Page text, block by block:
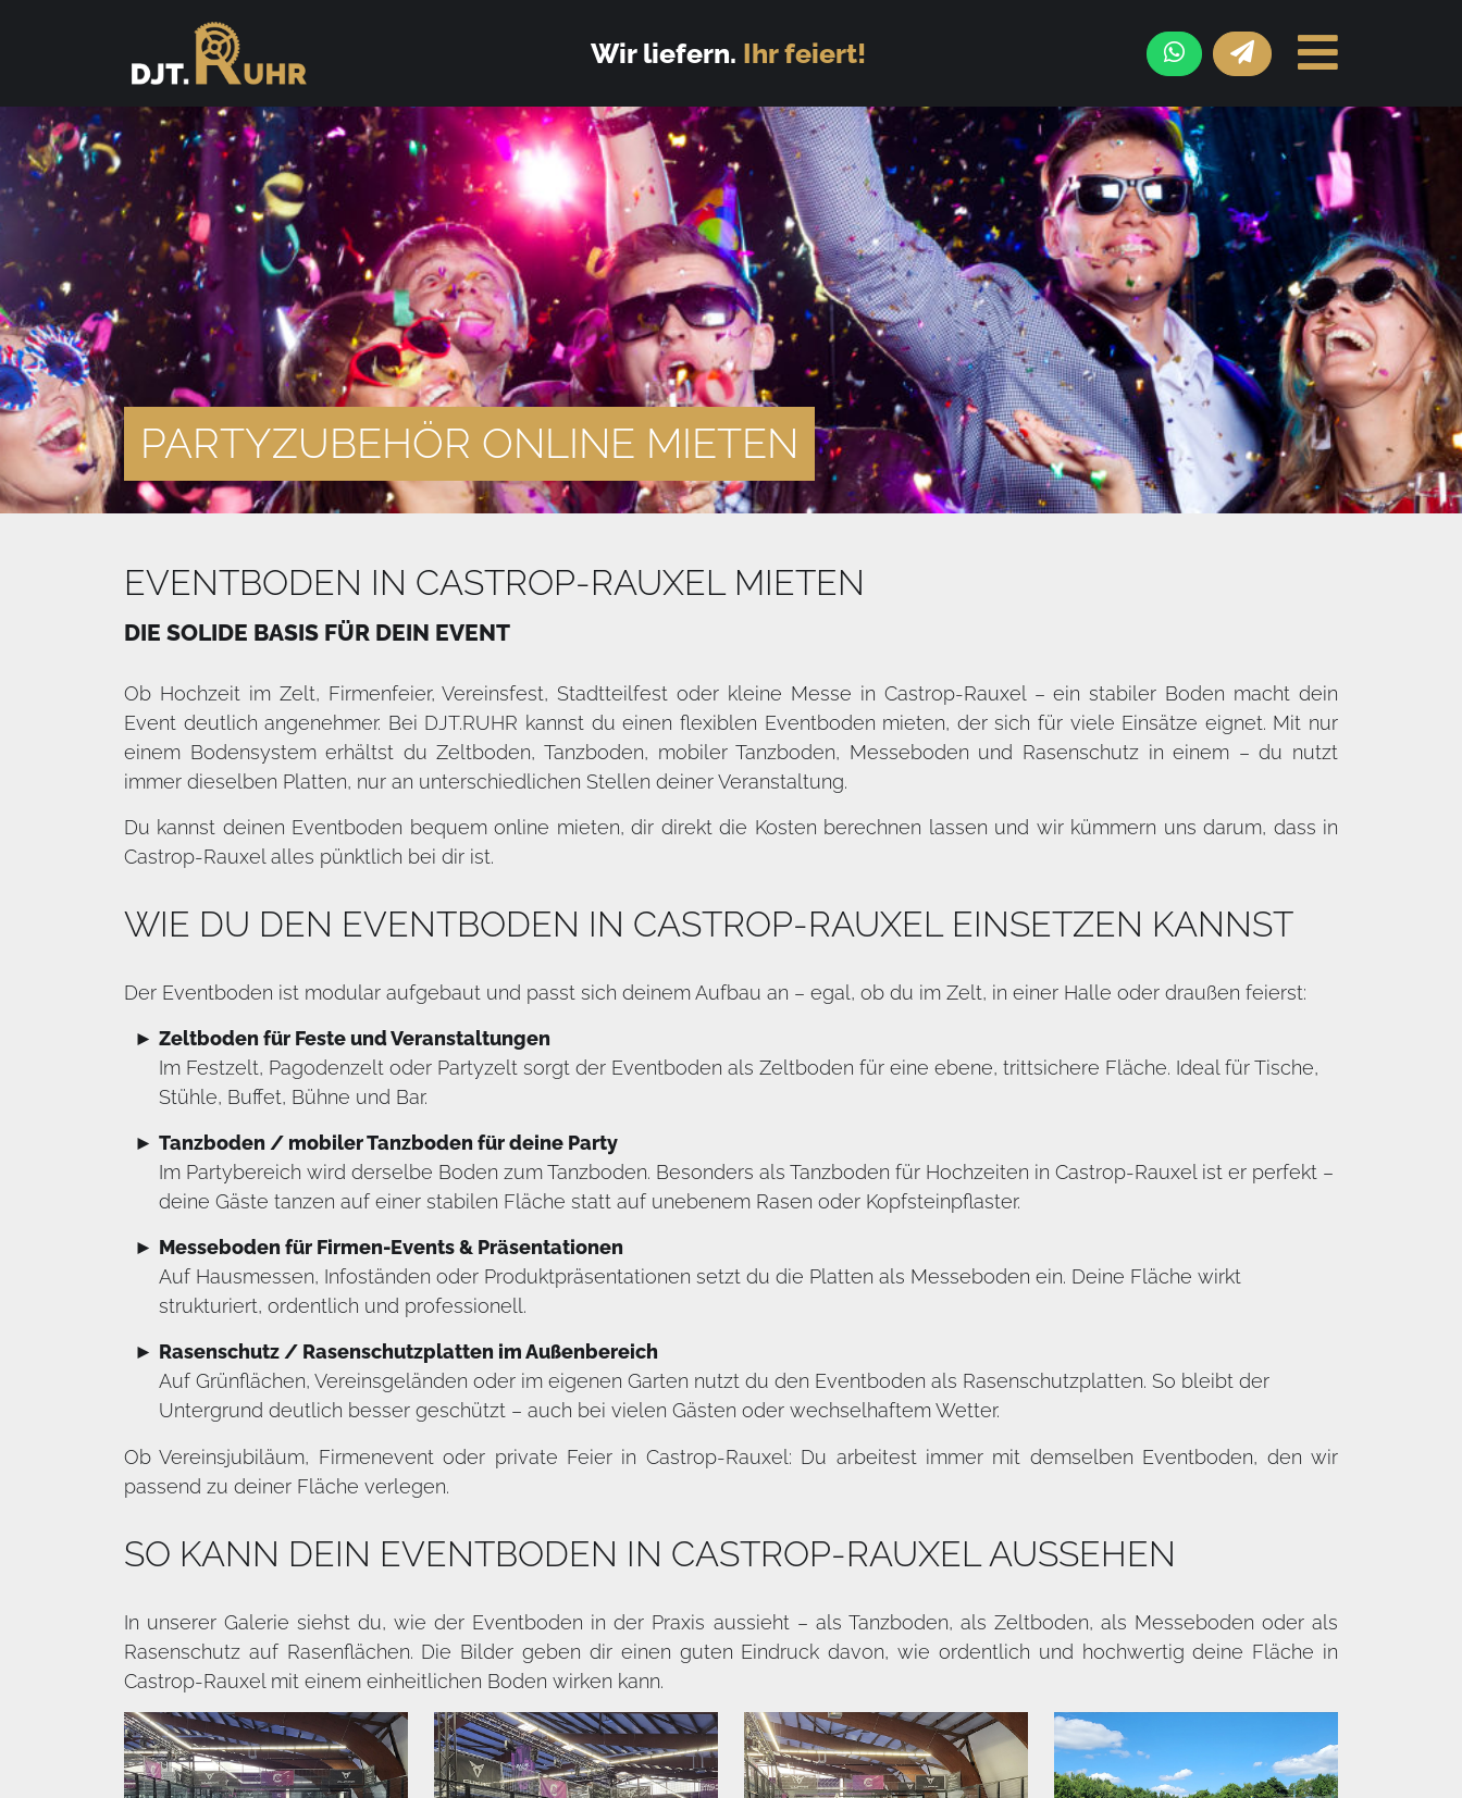
Wir liefern. Ihr feiert!
PARTYZUBEHÖR ONLINE MIETEN
EVENTBODEN IN CASTROP-RAUXEL MIETEN
DIE SOLIDE BASIS FÜR DEIN EVENT
Ob Hochzeit im Zelt, Firmenfeier, Vereinsfest, Stadtteilfest oder kleine Messe in Castrop-Rauxel – ein stabiler Boden macht dein
Event deutlich angenehmer. Bei DJT.RUHR kannst du einen flexiblen Eventboden mieten, der sich für viele Einsätze eignet. Mit nur
einem Bodensystem erhältst du Zeltboden, Tanzboden, mobiler Tanzboden, Messeboden und Rasenschutz in einem – du nutzt
immer dieselben Platten, nur an unterschiedlichen Stellen deiner Veranstaltung.
Du kannst deinen Eventboden bequem online mieten, dir direkt die Kosten berechnen lassen und wir kümmern uns darum, dass in
Castrop-Rauxel alles pünktlich bei dir ist.
WIE DU DEN EVENTBODEN IN CASTROP-RAUXEL EINSETZEN KANNST
Der Eventboden ist modular aufgebaut und passt sich deinem Aufbau an – egal, ob du im Zelt, in einer Halle oder draußen feierst:
Zeltboden für Feste und Veranstaltungen
Im Festzelt, Pagodenzelt oder Partyzelt sorgt der Eventboden als Zeltboden für eine ebene, trittsichere Fläche. Ideal für Tische,
Stühle, Buffet, Bühne und Bar.
Tanzboden / mobiler Tanzboden für deine Party
Im Partybereich wird derselbe Boden zum Tanzboden. Besonders als Tanzboden für Hochzeiten in Castrop-Rauxel ist er perfekt –
deine Gäste tanzen auf einer stabilen Fläche statt auf unebenem Rasen oder Kopfsteinpflaster.
Messeboden für Firmen-Events & Präsentationen
Auf Hausmessen, Infoständen oder Produktpräsentationen setzt du die Platten als Messeboden ein. Deine Fläche wirkt
strukturiert, ordentlich und professionell.
Rasenschutz / Rasenschutzplatten im Außenbereich
Auf Grünflächen, Vereinsgeländen oder im eigenen Garten nutzt du den Eventboden als Rasenschutzplatten. So bleibt der
Untergrund deutlich besser geschützt – auch bei vielen Gästen oder wechselhaftem Wetter.
Ob Vereinsjubiläum, Firmenevent oder private Feier in Castrop-Rauxel: Du arbeitest immer mit demselben Eventboden, den wir
passend zu deiner Fläche verlegen.
SO KANN DEIN EVENTBODEN IN CASTROP-RAUXEL AUSSEHEN
In unserer Galerie siehst du, wie der Eventboden in der Praxis aussieht – als Tanzboden, als Zeltboden, als Messeboden oder als
Rasenschutz auf Rasenflächen. Die Bilder geben dir einen guten Eindruck davon, wie ordentlich und hochwertig deine Fläche in
Castrop-Rauxel mit einem einheitlichen Boden wirken kann.